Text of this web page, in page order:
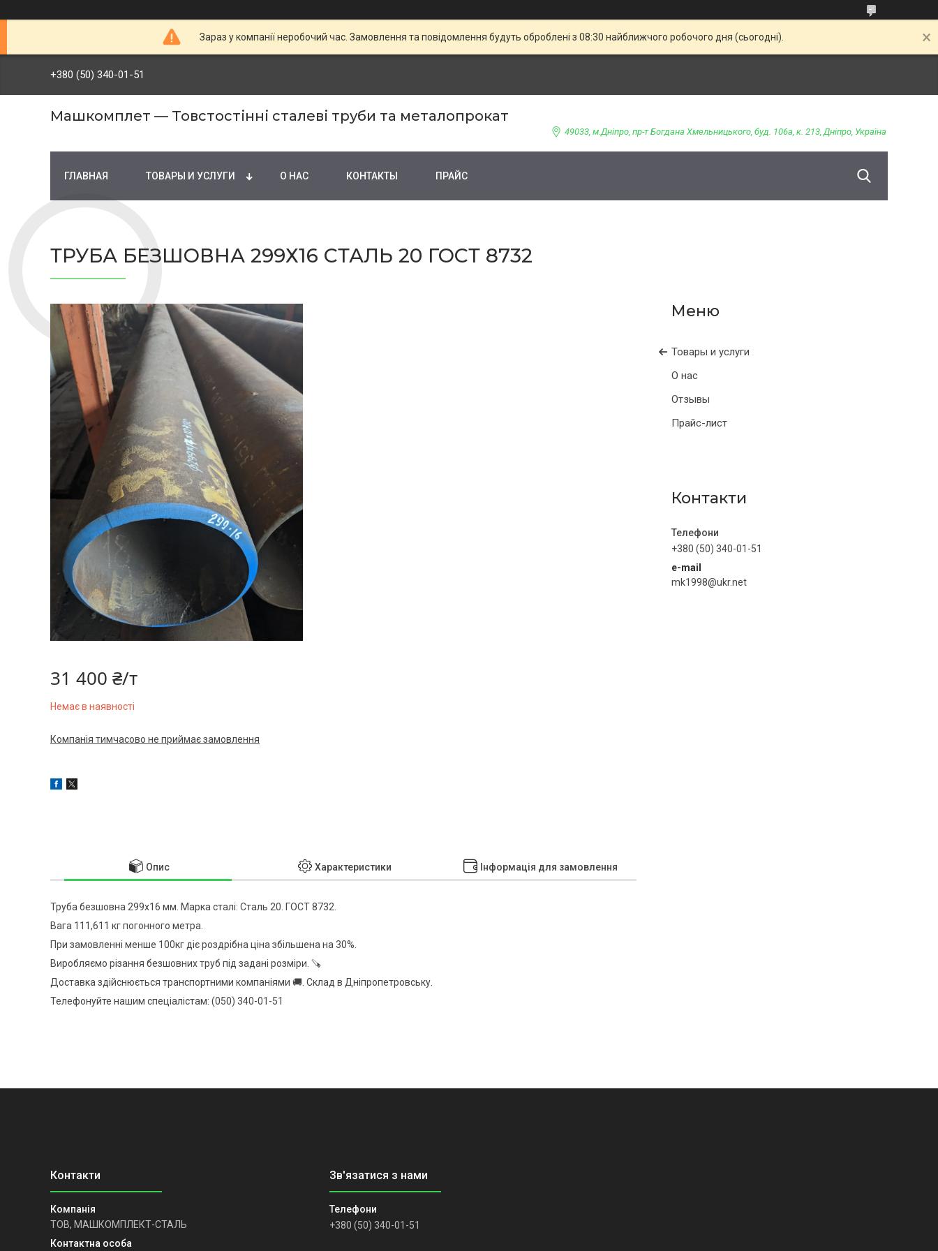
Зараз у компанії неробочий час. Замовлення та повідомлення будуть оброблені з 08:30 найближчого робочого дня (сьогодні).
+380 (50) 340-01-51
Машкомплет — Товстостінні сталеві труби та металопрокат
49033, м.Дніпро, пр-т Богдана Хмельницького, буд. 106а, к. 213, Дніпро, Україна
ГЛАВНАЯ ТОВАРЫ И УСЛУГИ О НАС КОНТАКТЫ ПРАЙС
ТРУБА БЕЗШОВНА 299Х16 СТАЛЬ 20 ГОСТ 8732
Товары и услуги
О нас
Отзывы
Прайс-лист
Контакти
+380 (50) 340-01-51
e-mail
mk1998@ukr.net
31 400 ₴/т
Немає в наявності
Компанія тимчасово не приймає замовлення
Опис Характеристики Інформація для замовлення
Труба безшовна 299x16 мм. Марка сталі: Сталь 20. ГОСТ 8732.
Вага 111,611 кг погонного метра.
При замовленні менше 100кг діє роздрібна ціна збільшена на 30%.
Виробляємо різання безшовних труб під задані розміри. 🪚
Доставка здійснюється транспортними компаніями 🚚. Склад в Дніпропетровську.
Телефонуйте нашим спеціалістам: (050) 340-01-51
ТОВ, МАШКОМПЛЕКТ-СТАЛЬ +380 (50) 340-01-51